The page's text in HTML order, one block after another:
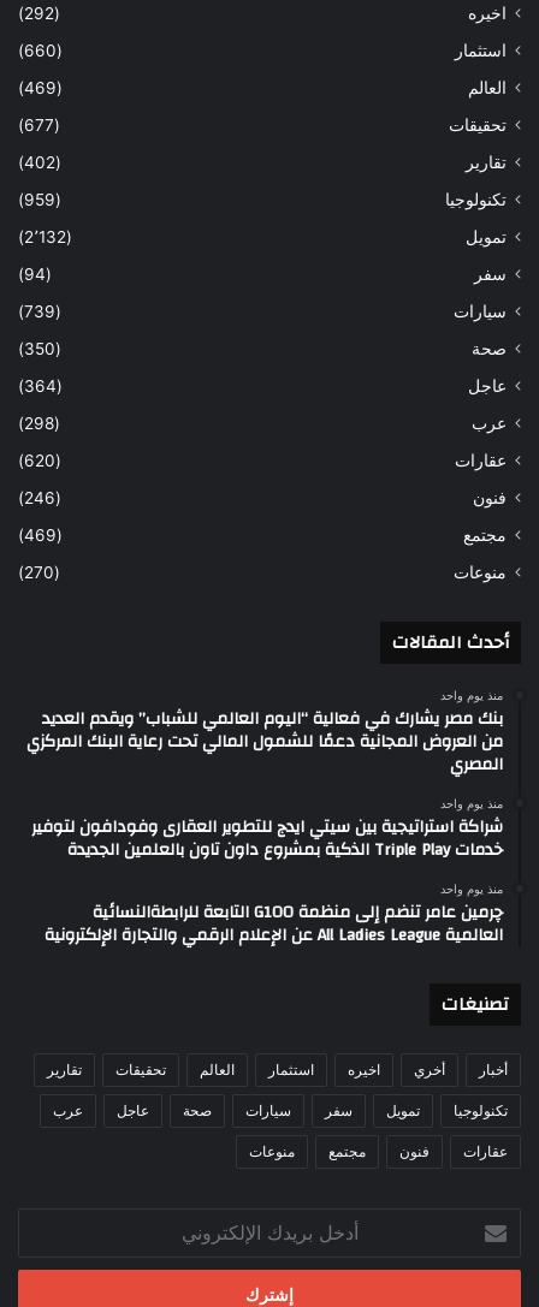
اخيره
(292)
استثمار
(660)
العالم
(469)
تحقيقات
(677)
تقارير
(402)
تكنولوجيا
(959)
تمويل
(2٬132)
سفر
(94)
سيارات
(739)
صحة
(350)
عاجل
(364)
عرب
(298)
عقارات
(620)
فنون
(246)
مجتمع
(469)
منوعات
(270)
أحدث المقالات
منذ يوم واحد
بنك مصر يشارك في فعالية “اليوم العالمي للشباب” ويقدم العديد
من العروض المجانية دعمًا للشمول المالي تحت رعاية البنك المركزي
المصري
منذ يوم واحد
شراكة استراتيجية بين سيتي ايدج للتطوير العقارى وفودافون لتوفير
خدمات Triple Play الذكية بمشروع داون تاون بالعلمين الجديدة
منذ يوم واحد
چرمين عامر تنضم إلى منظمة G100 التابعة للرابطةالنسائية
العالمية All Ladies League عن الإعلام الرقمي والتجارة الإلكترونية
تصنيغات
أخبار أخري اخيره استثمار العالم تحقيقات تقارير
تكنولوجيا تمويل سفر سيارات صحة عاجل عرب
عقارات فنون مجتمع منوعات
بريدك
الإلكتروني